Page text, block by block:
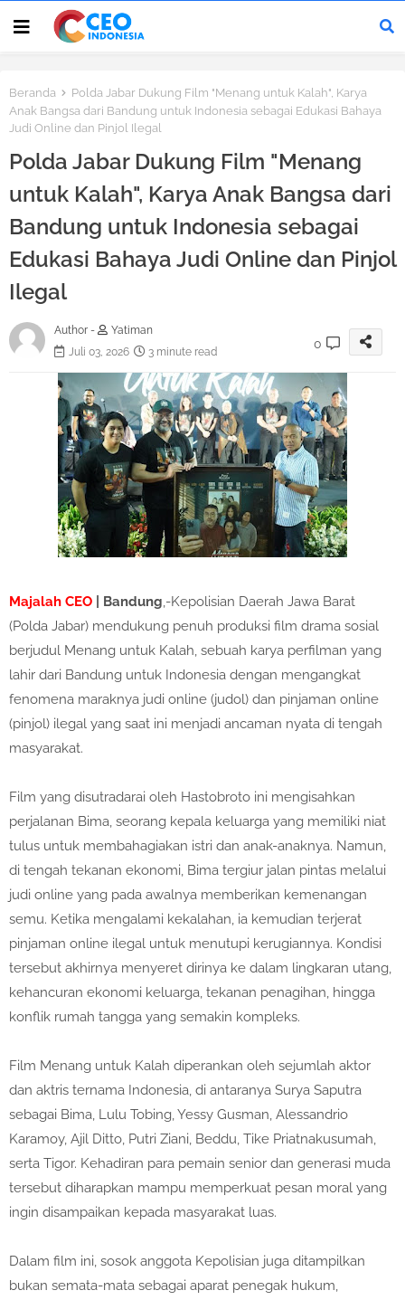
Beranda
Polda Jabar Dukung Film "Menang untuk Kalah", Karya
Anak Bangsa dari Bandung untuk Indonesia sebagai Edukasi Bahaya
Judi Online dan Pinjol Ilegal
Polda Jabar Dukung Film "Menang
untuk Kalah", Karya Anak Bangsa dari
Bandung untuk Indonesia sebagai
Edukasi Bahaya Judi Online dan Pinjol
Ilegal
Author -
Yatiman
Juli 03, 2026
3 minute read
0
Majalah CEO | Bandung,-Kepolisian Daerah Jawa Barat
(Polda Jabar) mendukung penuh produksi film drama sosial
berjudul Menang untuk Kalah, sebuah karya perfilman yang
lahir dari Bandung untuk Indonesia dengan mengangkat
fenomena maraknya judi online (judol) dan pinjaman online
(pinjol) ilegal yang saat ini menjadi ancaman nyata di tengah
masyarakat.
Film yang disutradarai oleh Hastobroto ini mengisahkan
perjalanan Bima, seorang kepala keluarga yang memiliki niat
tulus untuk membahagiakan istri dan anak-anaknya. Namun,
di tengah tekanan ekonomi, Bima tergiur jalan pintas melalui
judi online yang pada awalnya memberikan kemenangan
semu. Ketika mengalami kekalahan, ia kemudian terjerat
pinjaman online ilegal untuk menutupi kerugiannya. Kondisi
tersebut akhirnya menyeret dirinya ke dalam lingkaran utang,
kehancuran ekonomi keluarga, tekanan penagihan, hingga
konflik rumah tangga yang semakin kompleks.
Film Menang untuk Kalah diperankan oleh sejumlah aktor
dan aktris ternama Indonesia, di antaranya Surya Saputra
sebagai Bima, Lulu Tobing, Yessy Gusman, Alessandrio
Karamoy, Ajil Ditto, Putri Ziani, Beddu, Tike Priatnakusumah,
serta Tigor. Kehadiran para pemain senior dan generasi muda
tersebut diharapkan mampu memperkuat pesan moral yang
ingin disampaikan kepada masyarakat luas.
Dalam film ini, sosok anggota Kepolisian juga ditampilkan
bukan semata-mata sebagai aparat penegak hukum,